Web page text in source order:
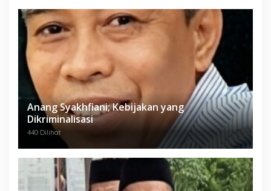
Anang Syakhfiani; Kebijakan yang
Dikriminalisasi
440 Dilihat